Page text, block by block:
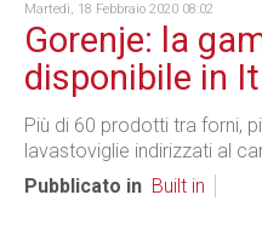
Martedì, 18 Febbraio 2020 08:02
Gorenje: la
disponibile in
Più di 60 prodotti tra forni,
lavastoviglie indirizzati al
Pubblicato in Built in